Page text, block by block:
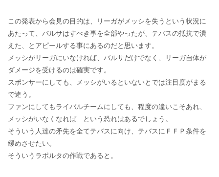
この発表から会見の目的は、リーガがメッシを失うという状況に
あたって、バルサはすべき事を全部やったが、テバスの抵抗で潰
えた、とアピールする事にあるのだと思います。
メッシがリーガにいなければ、バルサだけでなく、リーガ自体が
ダメージを受けるのは確実です。
スポンサーにしても、メッシがいるといないとでは注目度がまる
で違う。
ファンにしてもライバルチームにしても、程度の違いこそあれ、
メッシがいなくなれば…という恐れはあるでしょう。
そういう人達の矛先を全てテバスに向け、テバスにＦＦＰ条件を
緩めさせたい。
そういうラポルタの作戦であると。